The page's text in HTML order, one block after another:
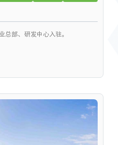
总部、研发中心入驻。